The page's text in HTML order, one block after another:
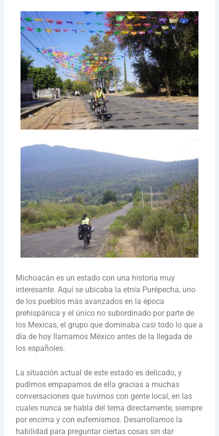
Michoacán es un estado con una historia muy
interesante. Aquí se ubicaba la etnia Purépecha, uno
de los pueblos más avanzados en la época
prehispánica y el único no subordinado por parte de
los Mexicas, el grupo que dominaba casi todo lo que a
día de hoy llamamos México antes de la llegada de
los españoles.
La situación actual de este estado es delicado, y
pudimos empaparnos de ella gracias a muchas
conversaciones que tuvimos con gente local, en las
cuales nunca se habla del tema directamente; siempre
por encima y con eufemismos. Desarrollamos la
habilidad para preguntar ciertas cosas sin dar